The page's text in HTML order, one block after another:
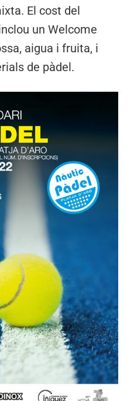
El cost del
un Welcome
aigua i fruita, i
de pàdel.